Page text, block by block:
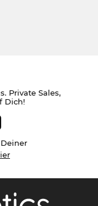
Private Sales,
Dich!